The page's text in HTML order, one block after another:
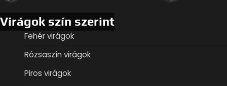
Virágok szín szerint
Fehér virágok
Rózsaszín virágok
Piros virágok